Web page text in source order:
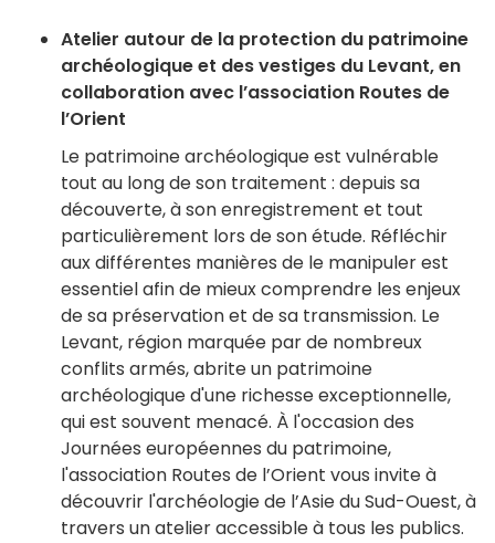
Atelier autour de la protection du patrimoine
archéologique et des vestiges du Levant, en
collaboration avec l’association Routes de
l’Orient
Le patrimoine archéologique est vulnérable
tout au long de son traitement : depuis sa
découverte, à son enregistrement et tout
particulièrement lors de son étude. Réfléchir
aux différentes manières de le manipuler est
essentiel afin de mieux comprendre les enjeux
de sa préservation et de sa transmission. Le
Levant, région marquée par de nombreux
conflits armés, abrite un patrimoine
archéologique d'une richesse exceptionnelle,
qui est souvent menacé. À l'occasion des
Journées européennes du patrimoine,
l'association Routes de l’Orient vous invite à
découvrir l'archéologie de l’Asie du Sud-Ouest, à
travers un atelier accessible à tous les publics.